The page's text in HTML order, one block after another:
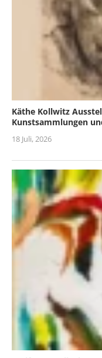
Käthe Kollwitz
Kunstsammlungen
18 Juli, 2026